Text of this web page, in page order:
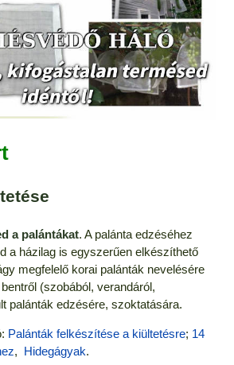
a palántákat. A palánta edzéséhez
a házilag is egyszerűen elkészíthető
megfelelő korai palánták nevelésére
(szobából, verandáról,
palánták edzésére, szoktatására.
Palánták felkészítése a kiültetésre; 14
, Hidegágyak.